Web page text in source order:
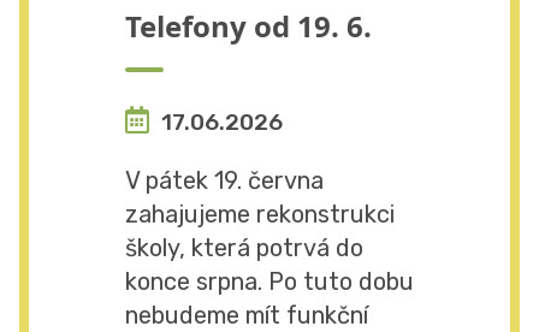
Telefony od 19. 6.
17.06.2026
V pátek 19. června
zahajujeme rekonstrukci
školy, která potrvá do
konce srpna. Po tuto dobu
nebudeme mít funkční